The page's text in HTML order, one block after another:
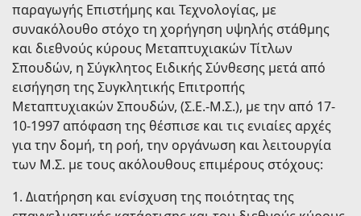
παραγωγής Επιστήμης και Τεχνολογίας, με
συνακόλουθο στόχο τη χορήγηση υψηλής στάθμης
και διεθνούς κύρους Μεταπτυχιακών Τίτλων
Σπουδών, η Σύγκλητος Ειδικής Σύνθεσης μετά από
εισήγηση της Συγκλητικής Επιτροπής
Μεταπτυχιακών Σπουδών, (Σ.Ε.-Μ.Σ.), με την από 17-
10-1997 απόφαση της θέσπισε και τις ενιαίες αρχές
για την δομή, τη ροή, την οργάνωση και λειτουργία
των Μ.Σ. με τους ακόλουθους επιμέρους στόχους:
1. Διατήρηση και ενίσχυση της ποιότητας της